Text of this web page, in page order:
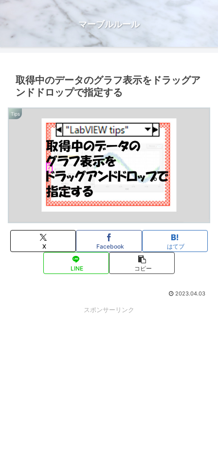
マーブルルール
取得中のデータのグラフ表示をドラッグア
ンドドロップで指定する
Tips
X Facebook はてブ
LINE コピー
2023.04.03
スポンサーリンク